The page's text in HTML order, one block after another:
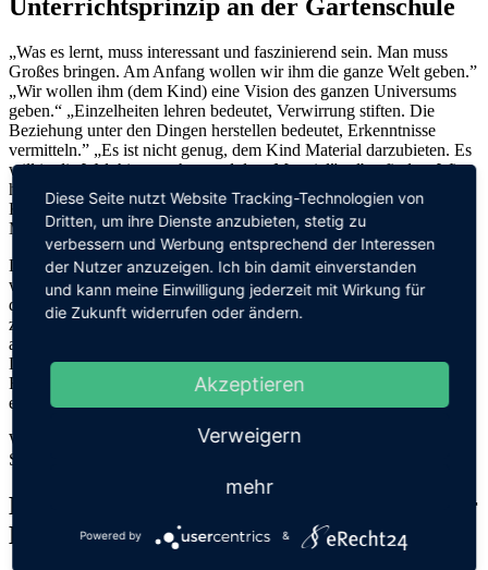
Unterrichtsprinzip an der Gartenschule
„Was es lernt, muss interessant und faszinierend sein. Man muss
Großes bringen. Am Anfang wollen wir ihm die ganze Welt geben.”
„Wir wollen ihm (dem Kind) eine Vision des ganzen Universums
geben.“ „Einzelheiten lehren bedeutet, Verwirrung stiften. Die
Beziehung unter den Dingen herstellen bedeutet, Erkenntnisse
vermitteln.” „Es ist nicht genug, dem Kind Material darzubieten. Es
will in die Welt hinausgehen und das „Material” selbst finden. Wir
haben für Schulen und Material gesorgt; dies reicht nicht aus, das
Kind will selbst forschen und sich anstrengen.”
Maria Montessori
Die Kinder stellen Fragen nach dem Großen und Ganzen. Sie
wollen sich die Welt erobern. Sie sollen Einsicht und ein Gefühl
dafür bekommen, dass in der Welt alles miteinander
zusammenhängt, voneinander abhängig und aufeinander
angewiesen ist.
Das pädagogische Prinzip der Kosmischen Erziehung soll die
Fähigkeit zum vernetzten, systemischen Denken und globalen
entwickeln.
Weiterführende Informationen zur Kosmischen Erziehung finden
Sie unten.
Einblicke in das pädagogische Prinzip der
Kosmischen Erziehung
Diese Seite nutzt Website Tracking-Technologien von
Dritten, um ihre Dienste anzubieten, stetig zu
verbessern und Werbung entsprechend der Interessen
der Nutzer anzuzeigen. Ich bin damit einverstanden
und kann meine Einwilligung jederzeit mit Wirkung für
die Zukunft widerrufen oder ändern.
Akzeptieren
Verweigern
mehr
Powered by &